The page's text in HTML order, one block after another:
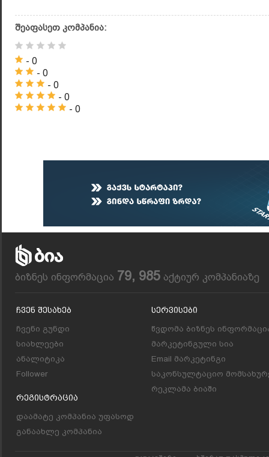
შეაფასეთ კომპანია:
- 0
- 0
- 0
- 0
- 0
ბიზნეს ინფორმაცია 79, 985 აქტიურ კომპანიაზე
Ჩვენ Შესახებ
ჩვენი გუნდი
სიახლეები
ანალიტიკა
Follower
Რეგისტრაცია
დაამატე კომპანია უფასოდ
განაახლე კომპანია
Სერვისები
წვდომა ბიზნეს
მარკეტინგული სია
Email მარკეტინგი
საკონსულტაციო
რეკლამა ბიაში